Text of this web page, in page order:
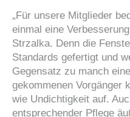
„Für unsere Mitglieder
einmal eine
Strzalka. Denn die
Standards gefertigt und
Gegensatz zu manch
gekommenen Vorgänger
wie Undichtigkeit auf.
entsprechender Pflege